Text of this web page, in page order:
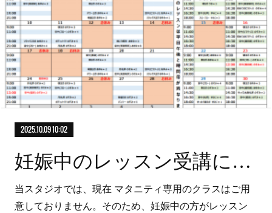
2025.10.09 10:02
妊娠中のレッスン受講について
当スタジオでは、現在 マタニティ専用のクラスはご用
意しておりません。そのため、妊娠中の方がレッスン